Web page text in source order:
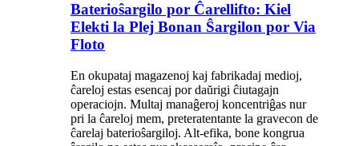
Baterioŝargilo por Ĉarellifto: Kiel
Elekti la Plej Bonan Ŝargilon por Via
Floto
En okupataj magazenoj kaj fabrikadaj medioj,
ĉareloj estas esencaj por daŭrigi ĉiutagajn
operaciojn. Multaj manaĝeroj koncentriĝas nur
pri la ĉareloj mem, preteratentante la gravecon de
ĉarelaj baterioŝargiloj. Alt-efika, bone kongrua